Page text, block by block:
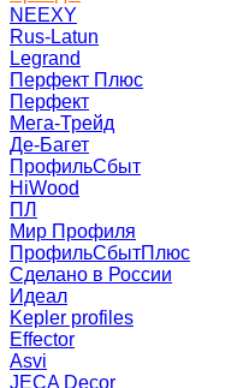
NEEXY
Rus-Latun
Legrand
Перфект Плюс
Перфект
Мега-Трейд
Де-Багет
ПрофильСбыт
HiWood
ПЛ
Мир Профиля
ПрофильСбытПлюс
Сделано в России
Идеал
Kepler profiles
Effector
Asvi
JECA Decor